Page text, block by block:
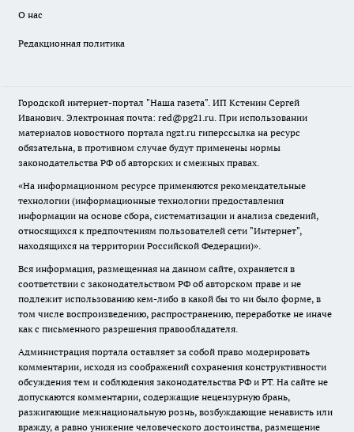
О нас
Редакционная политика
Городской интернет-портал "Наша газета". ИП Кстенин Сергей
Иванович. Электронная почта: red@pg21.ru. При использовании
материалов новостного портала ngzt.ru гиперссылка на ресурс
обязательна, в противном случае будут применены нормы
законодательства РФ об авторских и смежных правах.
«На информационном ресурсе применяются рекомендательные
технологии (информационные технологии предоставления
информации на основе сбора, систематизации и анализа сведений,
относящихся к предпочтениям пользователей сети "Интернет",
находящихся на территории Российской Федерации)».
Вся информация, размещенная на данном сайте, охраняется в
соответствии с законодательством РФ об авторском праве и не
подлежит использованию кем-либо в какой бы то ни было форме, в
том числе воспроизведению, распространению, переработке не иначе
как с письменного разрешения правообладателя.
Администрация портала оставляет за собой право модерировать
комментарии, исходя из соображений сохранения конструктивности
обсуждения тем и соблюдения законодательства РФ и РТ. На сайте не
допускаются комментарии, содержащие нецензурную брань,
разжигающие межнациональную рознь, возбуждающие ненависть или
вражду, а равно унижение человеческого достоинства, размещение